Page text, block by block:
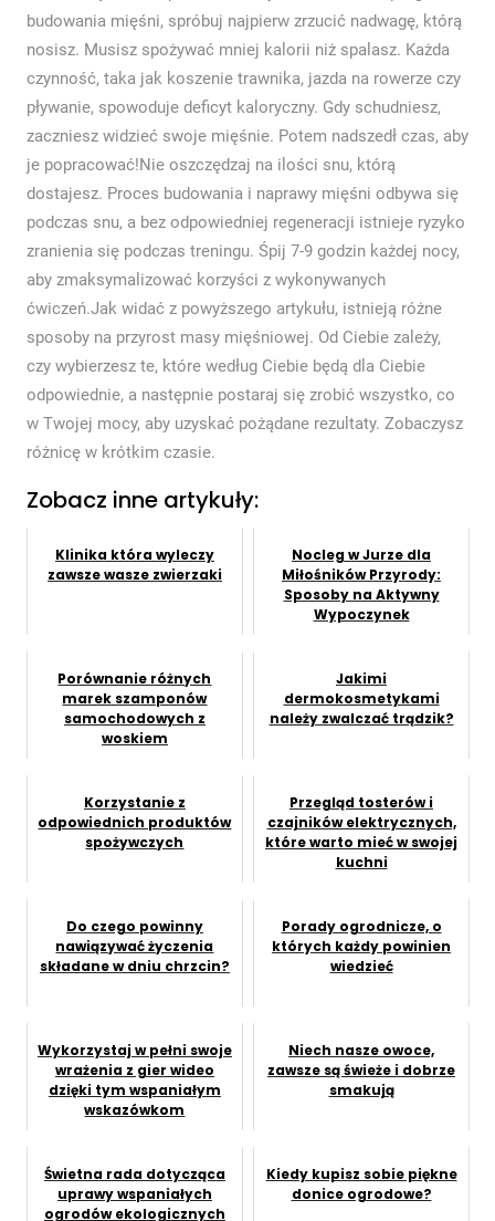
budowania mięśni, spróbuj najpierw zrzucić nadwagę, którą
nosisz. Musisz spożywać mniej kalorii niż spalasz. Każda
czynność, taka jak koszenie trawnika, jazda na rowerze czy
pływanie, spowoduje deficyt kaloryczny. Gdy schudniesz,
zaczniesz widzieć swoje mięśnie. Potem nadszedł czas, aby
je popracować!Nie oszczędzaj na ilości snu, którą
dostajesz. Proces budowania i naprawy mięśni odbywa się
podczas snu, a bez odpowiedniej regeneracji istnieje ryzyko
zranienia się podczas treningu. Śpij 7-9 godzin każdej nocy,
aby zmaksymalizować korzyści z wykonywanych
ćwiczeń.Jak widać z powyższego artykułu, istnieją różne
sposoby na przyrost masy mięśniowej. Od Ciebie zależy,
czy wybierzesz te, które według Ciebie będą dla Ciebie
odpowiednie, a następnie postaraj się zrobić wszystko, co
w Twojej mocy, aby uzyskać pożądane rezultaty. Zobaczysz
różnicę w krótkim czasie.
Zobacz inne artykuły:
Klinika która wyleczy
zawsze wasze zwierzaki
Nocleg w Jurze dla
Miłośników Przyrody:
Sposoby na Aktywny
Wypoczynek
Porównanie różnych
marek szamponów
samochodowych z
woskiem
Jakimi
dermokosmetykami
należy zwalczać trądzik?
Korzystanie z
odpowiednich produktów
spożywczych
Przegląd tosterów i
czajników elektrycznych,
które warto mieć w swojej
kuchni
Do czego powinny
nawiązywać życzenia
składane w dniu chrzcin?
Porady ogrodnicze, o
których każdy powinien
wiedzieć
Wykorzystaj w pełni swoje
wrażenia z gier wideo
dzięki tym wspaniałym
wskazówkom
Niech nasze owoce,
zawsze są świeże i dobrze
smakują
Świetna rada dotycząca
uprawy wspaniałych
ogrodów ekologicznych
Kiedy kupisz sobie piękne
donice ogrodowe?